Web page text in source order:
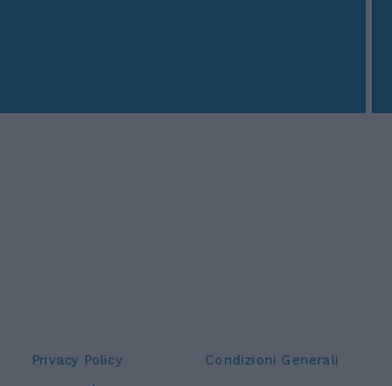
Privacy Policy
Condizioni Generali